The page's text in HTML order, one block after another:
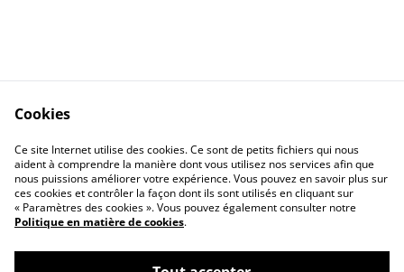
Politique de
confidentialité
Politique de cookies
Cookies
Ce site Internet utilise des cookies. Ce sont de petits fichiers qui nous
aident à comprendre la manière dont vous utilisez nos services afin que
nous puissions améliorer votre expérience. Vous pouvez en savoir plus sur
ces cookies et contrôler la façon dont ils sont utilisés en cliquant sur
« Paramètres des cookies ». Vous pouvez également consulter notre
Politique en matière de cookies.